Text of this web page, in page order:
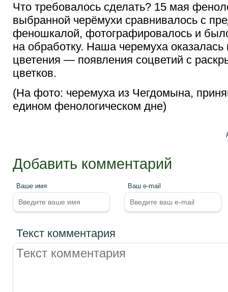
Что требовалось сделать? 15 мая
выбранной черёмухи сравнивалось с
феношкалой, фотографировалось и
на обработку. Наша черемуха оказалась
цветения — появления соцветий с
цветков.
(На фото: черемуха из Чегдомына,
едином фенологическом дне)
Добавить комментарий
Ваше имя Ваш e-mail
Текст комментария